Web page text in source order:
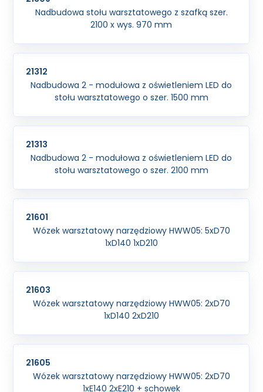
Nadbudowa stołu warsztatowego z szafką szer.
2100 x wys. 970 mm
21312
Nadbudowa 2 - modułowa z oświetleniem LED do
stołu warsztatowego o szer. 1500 mm
21313
Nadbudowa 2 - modułowa z oświetleniem LED do
stołu warsztatowego o szer. 2100 mm
21601
Wózek warsztatowy narzędziowy HWW05: 5xD70
1xD140 1xD210
21603
Wózek warsztatowy narzędziowy HWW05: 2xD70
1xD140 2xD210
21605
Wózek warsztatowy narzędziowy HWW05: 2xD70
1xE140 2xE210 + schowek